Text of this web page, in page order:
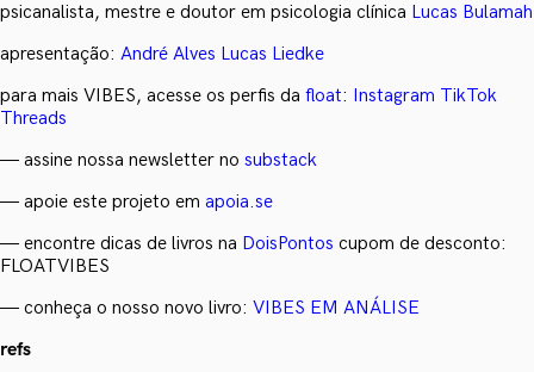
psicanalista, mestre e doutor em psicologia clínica Lucas Bulamah
apresentação: André Alves Lucas Liedke
para mais VIBES, acesse os perfis da float: Instagram TikTok
Threads
— assine nossa newsletter no substack
— apoie este projeto em apoia.se
— encontre dicas de livros na DoisPontos cupom de desconto:
FLOATVIBES
— conheça o nosso novo livro: VIBES EM ANÁLISE
refs